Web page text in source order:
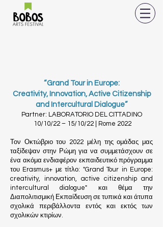
“Grand Tour in Europe:
Creativity, Innovation, Active Citizenship
and Intercultural Dialogue”
Partner: LABORATORIO DEL CITTADINO
10/10/22 – 15/10/22 | Rome 2022
Τον Οκτώβριο του 2022 μέλη της ομάδας μας
ταξίδεψαν στην Ρώμη για να συμμετάσχουν σε
ένα ακόμα ενδιαφέρον εκπαιδευτικό πρόγραμμα
του Erasmus+ με τίτλο: "Grand Tour in Europe:
creativity, innovation, active citizenship and
intercultural dialogue" και θέμα την
Διαπολιτισμική Εκπαίδευση σε τυπικά και άτυπα
σχολικά περιβάλλοντα εντός και εκτός των
σχολικών κτιρίων.